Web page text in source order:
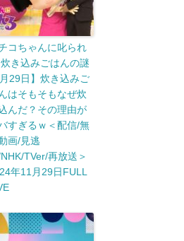
チコちゃんに叱られ
き込みごはんの謎
29日】炊き込みご
はそもそもなぜ炊
んだ？その理由が
すぎるｗ＜配信/無
画/見逃
NHK/TVer/再放送＞
年11月29日FULL